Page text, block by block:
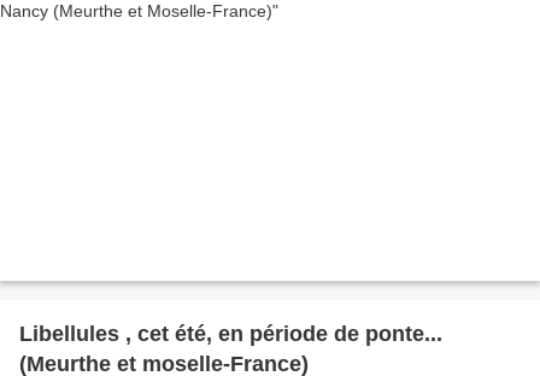
Libellules , cet été, en période de ponte...
(Meurthe et moselle-France)